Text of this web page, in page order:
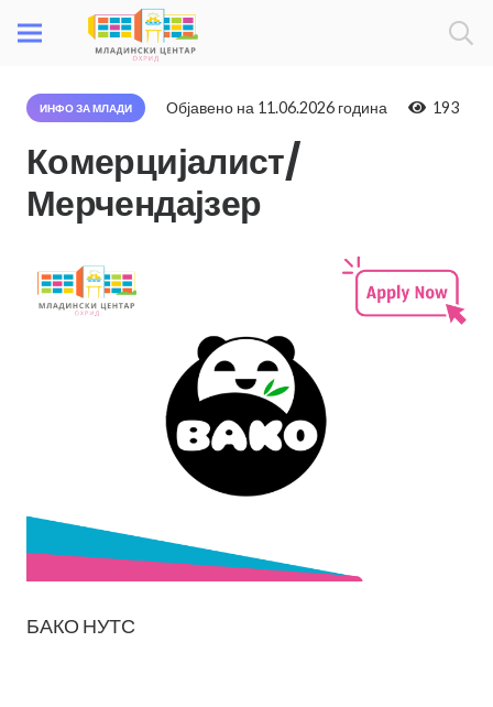
ИНФО ЗА МЛАДИ Објавено на 11.06.2026 година 193
Комерцијалист/
Мерчендајзер
БАКО НУТС